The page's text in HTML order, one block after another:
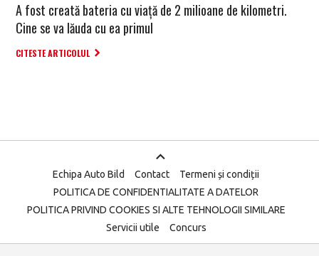
A fost creată bateria cu viață de 2 milioane de kilometri.
Cine se va lăuda cu ea primul
CITESTE ARTICOLUL
Echipa Auto Bild Contact
Termeni și condiții
POLITICA DE CONFIDENTIALITATE A DATELOR
POLITICA PRIVIND COOKIES SI ALTE TEHNOLOGII SIMILARE
Servicii utile
Concurs